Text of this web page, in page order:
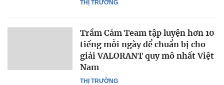
THỊ TRƯỜNG
THỊ TRƯỜNG
Trầm Cảm Team tập luyện hơn 10
tiếng mỗi ngày để chuẩn bị cho
giải VALORANT quy mô nhất Việt
Nam